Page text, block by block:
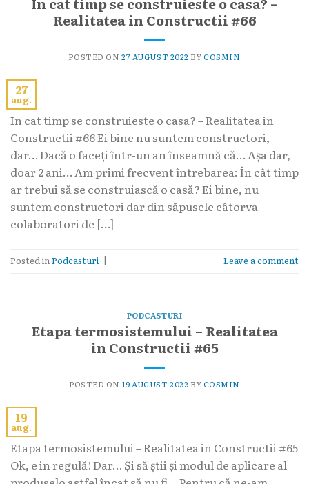
Realitatea in Constructii #66
POSTED ON27 AUGUST 2022 BYCOSMIN
27
aug.
In cat timp se construieste o casa? – Realitatea in
Constructii #66 Ei bine nu suntem constructori,
dar… Dacă o faceți într-un an înseamnă că… Așa dar,
doar 2 ani… Am primi frecvent întrebarea: În cât timp
ar trebui să se construiască o casă? Ei bine, nu
suntem constructori dar din săpusele câtorva
colaboratori de […]
Posted inPodcasturi | Leave a comment
PODCASTURI
Etapa termosistemului – Realitatea
in Constructii #65
POSTED ON 19 AUGUST 2022 BYCOSMIN
19
aug.
Etapa termosistemului – Realitatea in Constructii #65
Ok, e in regulă! Dar… Și să știi și modul de aplicare al